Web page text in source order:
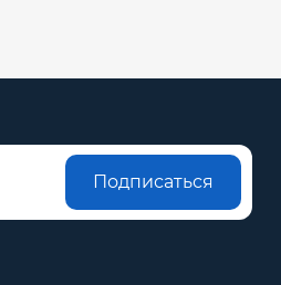
Подписаться